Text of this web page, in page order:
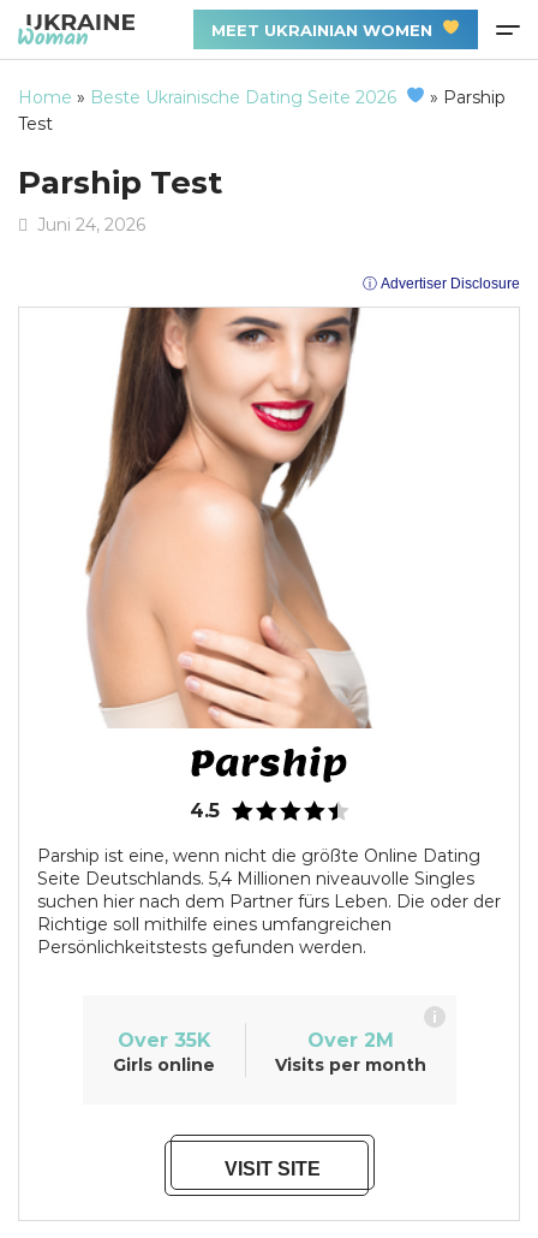
MEET UKRAINIAN WOMEN
Home » Beste Ukrainische Dating Seite 2026 » Parship
Test
Parship Test
Juni 24, 2026
ⓘ Advertiser Disclosure
4.5
Parship ist eine, wenn nicht die größte Online Dating
Seite Deutschlands. 5,4 Millionen niveauvolle Singles
suchen hier nach dem Partner fürs Leben. Die oder der
Richtige soll mithilfe eines umfangreichen
Persönlichkeitstests gefunden werden.
Over 35K
Girls online
Over 2M
Visits per month
i
VISIT SITE